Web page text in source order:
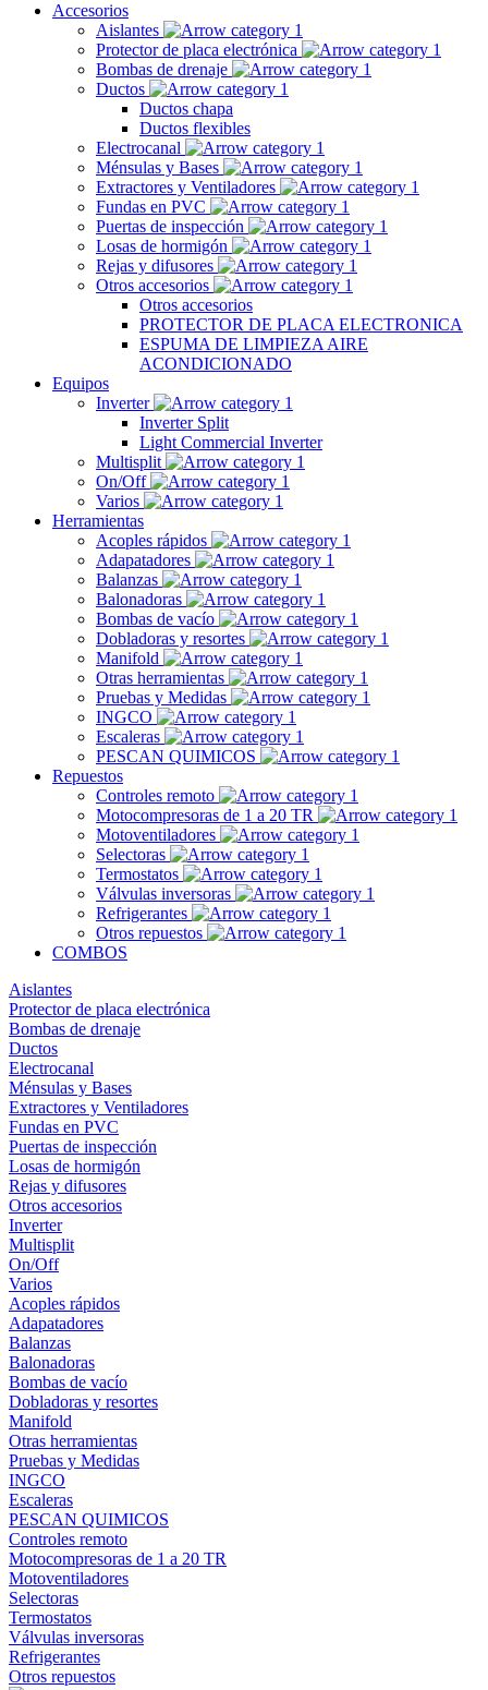
Accesorios
Aislantes
Protector de placa electrónica
Bombas de drenaje
Ductos
Ductos chapa
Ductos flexibles
Electrocanal
Ménsulas y Bases
Extractores y Ventiladores
Fundas en PVC
Puertas de inspección
Losas de hormigón
Rejas y difusores
Otros accesorios
Otros accesorios
PROTECTOR DE PLACA ELECTRONICA
ESPUMA DE LIMPIEZA AIRE
ACONDICIONADO
Equipos
Inverter
Inverter Split
Light Commercial Inverter
Multisplit
On/Off
Varios
Herramientas
Acoples rápidos
Adapatadores
Balanzas
Balonadoras
Bombas de vacío
Dobladoras y resortes
Manifold
Otras herramientas
Pruebas y Medidas
INGCO
Escaleras
PESCAN QUIMICOS
Repuestos
Controles remoto
Motocompresoras de 1 a 20 TR
Motoventiladores
Selectoras
Termostatos
Válvulas inversoras
Refrigerantes
Otros repuestos
COMBOS
Aislantes
Protector de placa electrónica
Bombas de drenaje
Ductos
Electrocanal
Ménsulas y Bases
Extractores y Ventiladores
Fundas en PVC
Puertas de inspección
Losas de hormigón
Rejas y difusores
Otros accesorios
Inverter
Multisplit
On/Off
Varios
Acoples rápidos
Adapatadores
Balanzas
Balonadoras
Bombas de vacío
Dobladoras y resortes
Manifold
Otras herramientas
Pruebas y Medidas
INGCO
Escaleras
PESCAN QUIMICOS
Controles remoto
Motocompresoras de 1 a 20 TR
Motoventiladores
Selectoras
Termostatos
Válvulas inversoras
Refrigerantes
Otros repuestos